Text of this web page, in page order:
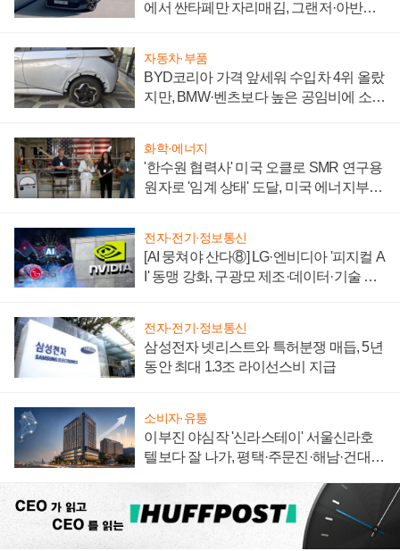
에서 싼타페만 자리매김, 그랜저·아반떼
자동차·부품
BYD코리아 가격 앞세워 수입차 4위 올랐
지만, BMW·벤츠보다 높은 공임비에 소비
화학·에너지
'한수원 협력사' 미국 오클로 SMR 연구용
원자로 '임계 상태' 도달, 미국 에너지부
전자·전기·정보통신
[AI 뭉쳐야 산다⑧] LG·엔비디아 '피지컬 A
I' 동맹 강화, 구광모 제조·데이터·기술 결
전자·전기·정보통신
삼성전자 넷리스트와 특허분쟁 매듭, 5년
동안 최대 1.3조 라이선스비 지급
소비자·유통
이부진 야심작 '신라스테이' 서울신라호
텔보다 잘 나가, 평택·주문진·해남·건대로